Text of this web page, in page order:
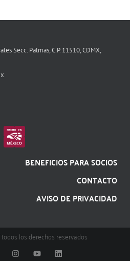
Secc. Palmas, C.P. 11510, CDMX,
BENEFICIOS PARA SOCIOS
CONTACTO
AVISO DE PRIVACIDAD
todos los derechos reservados